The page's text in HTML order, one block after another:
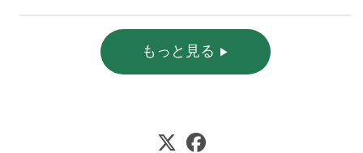
もっと見る